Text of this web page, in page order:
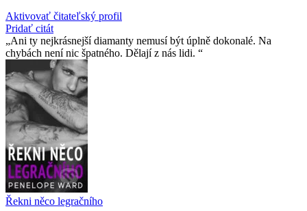
Aktivovať čitateľský profil
Pridať citát
Ani ty nejkrásnejší diamanty nemusí být úplně dokonalé. Na
chybách není nic špatného. Dělají z nás lidi.
Řekni něco legračního